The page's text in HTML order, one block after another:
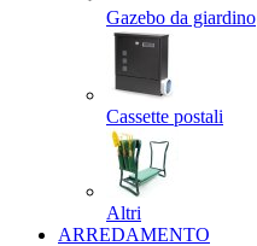
Gazebo da giardino
Cassette postali
Altri
ARREDAMENTO